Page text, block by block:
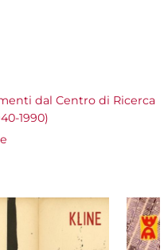
dal Centro di Ricerca
1990)